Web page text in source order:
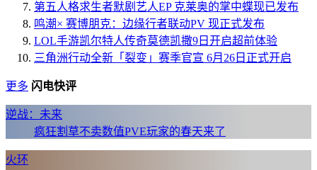
第五人格求生者默剧艺人EP 克莱奥的掌中蝶现已发布
鸣潮× 赛博朋克：边缘行者联动PV 现正式发布
LOL手游凯尔特人传奇莫德凯撒9日开启超前体验
三角洲行动全新「裂变」赛季官宣 6月26日正式开启
更多 闪电快评
逆战：未来
疯狂割草不卖数值PVE玩家的春天来了
火环